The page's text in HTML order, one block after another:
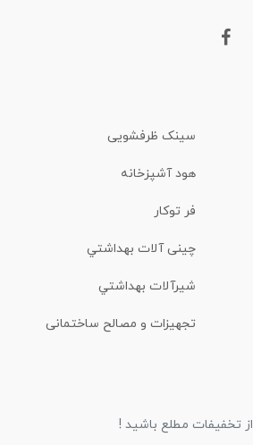
سینک ظرفشویی
هود آشپزخانه
فر توکار
چینی آلات بهداشتي
شیرآلات بهداشتي
تجهیزات و مصالح ساختمانی
تخفیفات مطلع باشید !